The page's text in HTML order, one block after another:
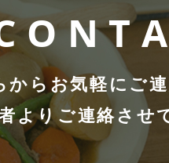
からお気軽にご
よりご連絡させ